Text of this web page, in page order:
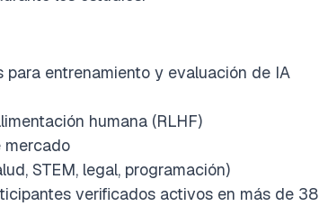
entrenamiento y evaluación de IA
humana (RLHF)
mercado
STEM, legal, programación)
verificados activos en más de 38